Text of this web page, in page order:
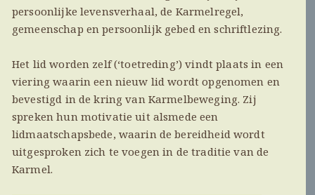
persoonlijke levensverhaal, de Karmelregel,
gemeenschap en persoonlijk gebed en schriftlezing.
Het lid worden zelf (‘toetreding’) vindt plaats in een
viering waarin een nieuw lid wordt opgenomen en
bevestigd in de kring van Karmelbeweging. Zij
spreken hun motivatie uit alsmede een
lidmaatschapsbede, waarin de bereidheid wordt
uitgesproken zich te voegen in de traditie van de
Karmel.